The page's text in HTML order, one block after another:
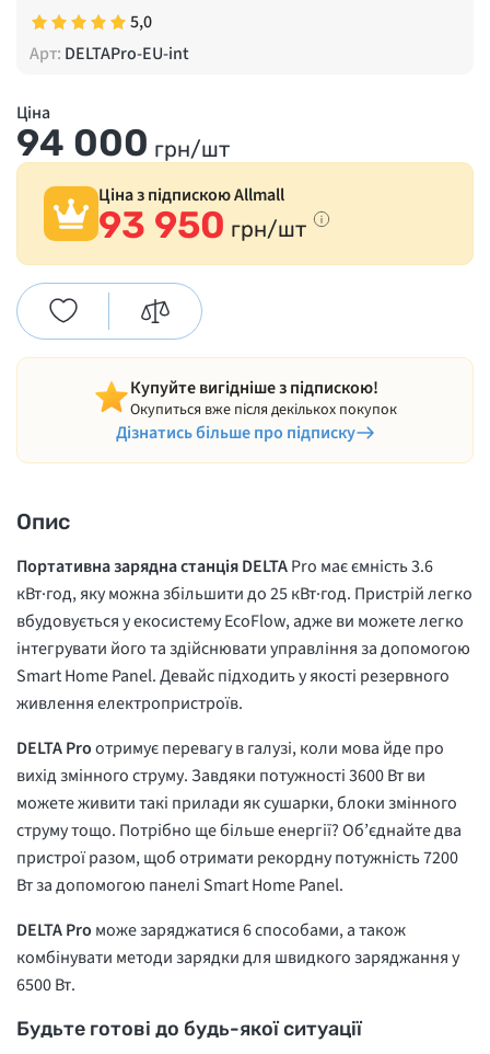
5,0
Арт: DELTAPro-EU-int
Ціна
94 000 грн/шт
Ціна з підпискою Allmall
93 950 грн/шт
Купуйте вигідніше з підпискою!
Окупиться вже після декількох покупок
Дізнатись більше про підписку
Опис
Портативна зарядна станція DELTAPro має ємність 3.6
кВт·год, яку можна збільшити до 25 кВт·год. Пристрій легко
вбудовується у екосистему EcoFlow, адже ви можете легко
інтегрувати його та здійснювати управління за допомогою
Smart Home Panel. Девайс підходить у якості резервного
живлення електропристроїв.
DELTA Proотримує перевагу в галузі, коли мова йде про
вихід змінного струму. Завдяки потужності 3600 Вт ви
можете живити такі прилади як сушарки, блоки змінного
струму тощо. Потрібно ще більше енергії? Об’єднайте два
пристрої разом, щоб отримати рекордну потужність 7200
Вт за допомогою панелі Smart Home Panel.
DELTA Pro може заряджатися 6 способами, а також
комбінувати методи зарядки для швидкого заряджання у
6500 Вт.
Будьте готові до будь-якої ситуації